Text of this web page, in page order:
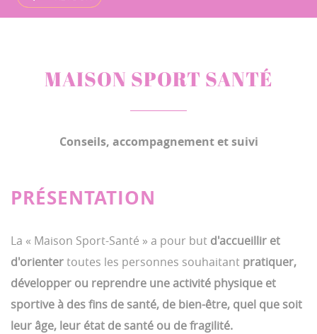
MAISON SPORT SANTÉ
Conseils, accompagnement et suivi
PRÉSENTATION
La « Maison Sport-Santé » a pour but d'accueillir et
d'orientertoutes les personnes souhaitant pratiquer,
développer ou reprendre une activité physique et
sportive à des fins de santé, de bien-être, quel que soit
leur âge, leur état de santé ou de fragilité.